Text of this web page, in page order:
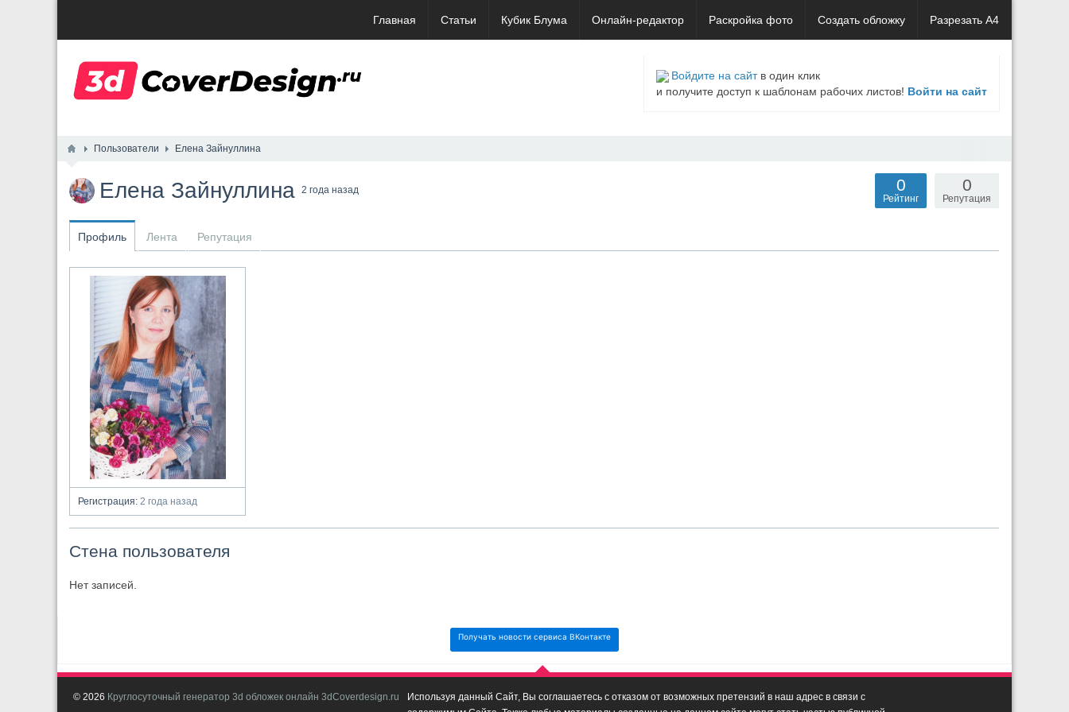
Главная Статьи Кубик Блума Онлайн-редактор Раскройка фото Создать обложку Разрезать А4
Войдите на сайтв один клик
и получите доступ к шаблонам рабочих листов! Войти на сайт
Пользователи Елена Зайнуллина
Елена Зайнуллина 2 года назад 0
Репутация
0
Рейтинг
Профиль Лента Репутация
Регистрация: 2 года назад
Стена пользователя
Нет записей.
Получать новости сервиса ВКонтакте
© 2026 Круглосуточный генератор 3d обложек онлайн 3dCoverdesign.ru
Используя данный Сайт, Вы соглашаетесь с отказом от возможных претензий в наш адрес в связи с